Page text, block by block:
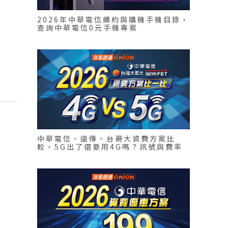
2026年中華電信續約與購機手機目錄，
查詢中華電信0元手機專案
中華電信、遠傳、台哥大資費方案比
較，5G出了還要用4G嗎？訊號與費率